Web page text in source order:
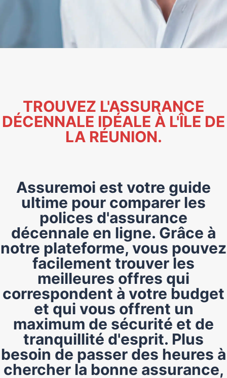
TROUVEZ L'ASSURANCE
DÉCENNALE IDÉALE À L'ÎLE DE
LA RÉUNION.
Assuremoi est votre guide
ultime pour comparer les
polices d'assurance
décennale en ligne. Grâce à
notre plateforme, vous pouvez
facilement trouver les
meilleures offres qui
correspondent à votre budget
et qui vous offrent un
maximum de sécurité et de
tranquillité d'esprit. Plus
besoin de passer des heures à
chercher la bonne assurance,